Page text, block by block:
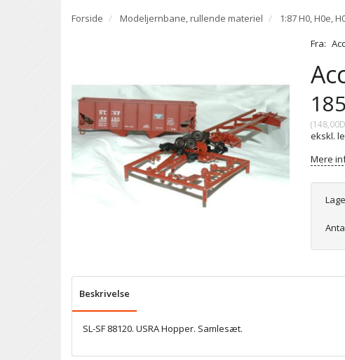
Forside Modeljernbane, rullende materiel 1:87 H0, H0e,
Fra:
(
ekskl.
Mere
Beskrivelse
SL-SF 88120. USRA Hopper. Samlesæt.